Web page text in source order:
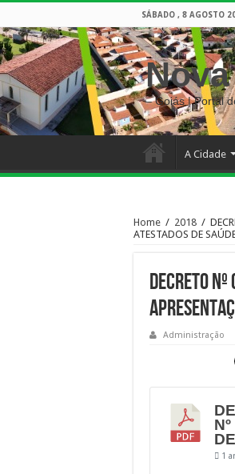
SÁBADO , 8 AGOSTO
– Goiás | Portal
A Cidade
Home / 2018 /
ATESTADOS DE
DECRETO
Administração
1